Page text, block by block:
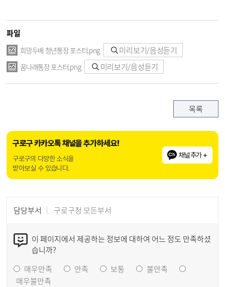
파일
희망두배 청년통장 포스터.png 미리보기/음성듣기
꿈나래통장 포스터.png 미리보기/음성듣기
목록
구로구 카카오톡 채널을 추가하세요!
구로구의 다양한 소식을
받아보실 수 있습니다.
채널추가 +
담당부서 구로구청 모든부서
이 페이지에서 제공하는 정보에 대하여 어느 정도 만족하셨
습니까?
매우만족
만족 보통
불만족
매우불만족